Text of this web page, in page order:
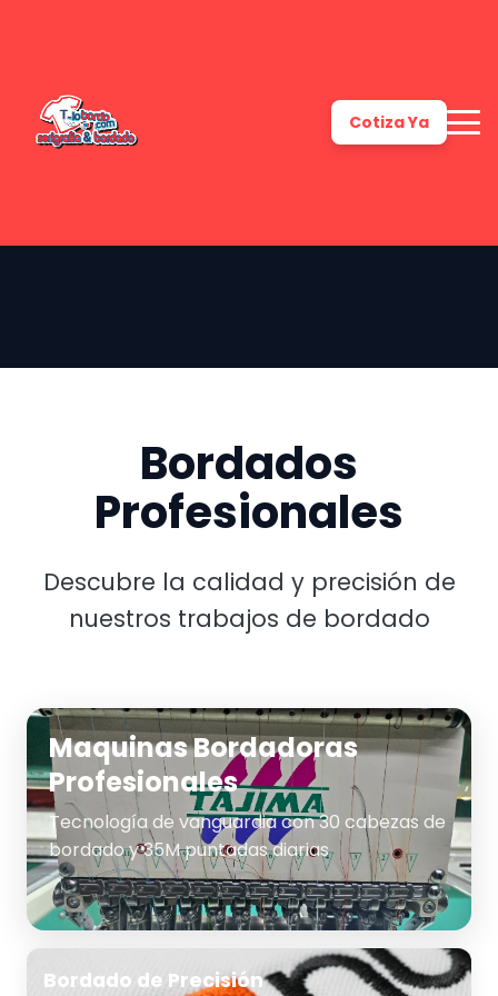
Cotiza Ya
Bordados
Profesionales
Descubre la calidad y precisión de
nuestros trabajos de bordado
Maquinas Bordadoras
Profesionales
Tecnología de vanguardia con 30 cabezas de
bordado y 35M puntadas diarias
Bordado de Precisión